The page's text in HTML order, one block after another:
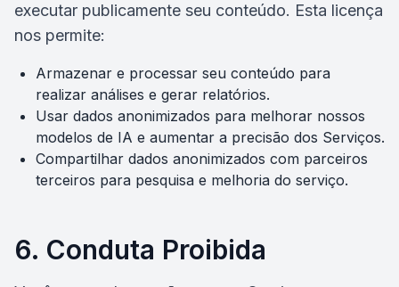
executar publicamente seu conteúdo. Esta licença
nos permite:
Armazenar e processar seu conteúdo para
realizar análises e gerar relatórios.
Usar dados anonimizados para melhorar nossos
modelos de IA e aumentar a precisão dos Serviços.
Compartilhar dados anonimizados com parceiros
terceiros para pesquisa e melhoria do serviço.
6. Conduta Proibida